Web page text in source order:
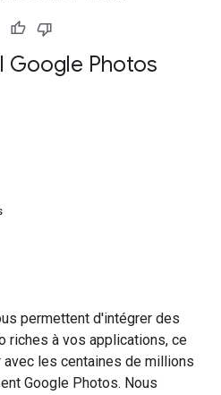
Google Photos
permettent d'intégrer des
riches à vos applications, ce
les centaines de millions
Google Photos. Nous